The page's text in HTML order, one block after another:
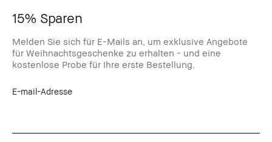
15% Sparen
Melden Sie sich für E-Mails an, um exklusive Angebote
für Weihnachtsgeschenke zu erhalten - und eine
kostenlose Probe für Ihre erste Bestellung.
E-mail-Adresse